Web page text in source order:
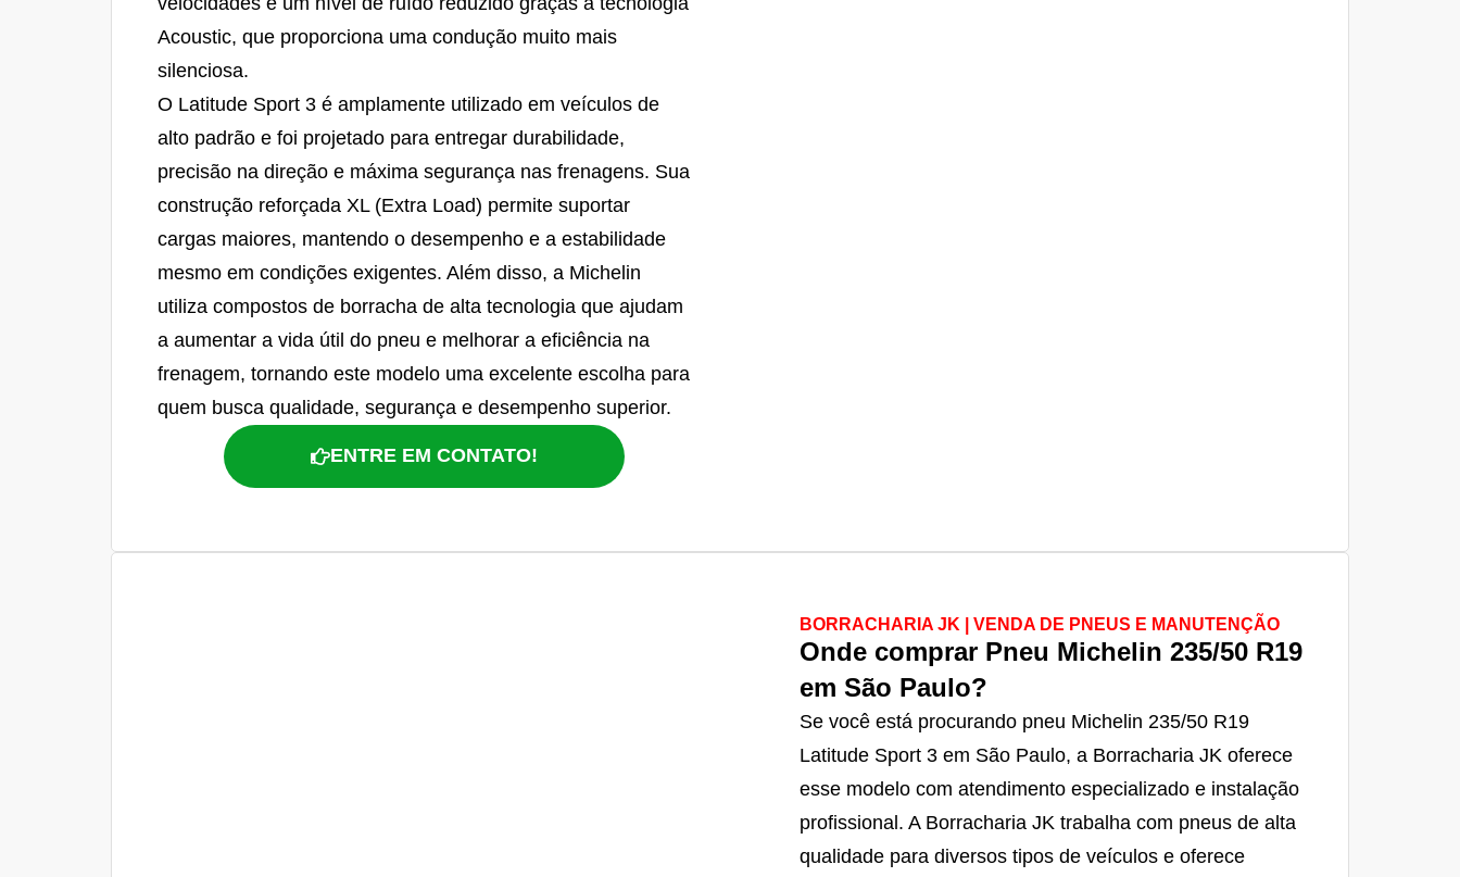
Acoustic, que proporciona uma condução muito mais
silenciosa.
O Latitude Sport 3 é amplamente utilizado em veículos de
alto padrão e foi projetado para entregar durabilidade,
precisão na direção e máxima segurança nas frenagens. Sua
construção reforçada XL (Extra Load) permite suportar
cargas maiores, mantendo o desempenho e a estabilidade
mesmo em condições exigentes. Além disso, a Michelin
utiliza compostos de borracha de alta tecnologia que ajudam
a aumentar a vida útil do pneu e melhorar a eficiência na
frenagem, tornando este modelo uma excelente escolha para
quem busca qualidade, segurança e desempenho superior.
ENTRE EM CONTATO!
BORRACHARIA JK | VENDA DE PNEUS E MANUTENÇÃO
Onde comprar Pneu Michelin 235/50 R19
em São Paulo?
Se você está procurando pneu Michelin 235/50 R19
Latitude Sport 3 em São Paulo, a Borracharia JK oferece
esse modelo com atendimento especializado e instalação
profissional. A Borracharia JK trabalha com pneus de alta
qualidade para diversos tipos de veículos e oferece